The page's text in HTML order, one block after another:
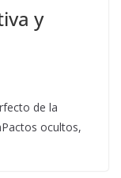
y
de la
ocultos,